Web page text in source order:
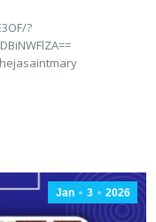
?
Jan 3 2026